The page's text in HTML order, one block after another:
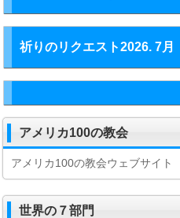
祈りのリクエスト2026. 7月
アメリカ100の教会
アメリカ100の教会ウェブサイト
世界の７部門